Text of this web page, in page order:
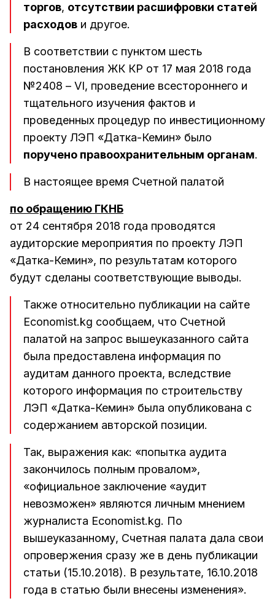
торгов, отсутствии расшифровки статей
расходов и другое.
В соответствии с пунктом шесть
постановления ЖК КР от 17 мая 2018 года
№2408 – VI, проведение всестороннего и
тщательного изучения фактов и
проведенных процедур по инвестиционному
проекту ЛЭП «Датка-Кемин» было
поручено правоохранительным органам.
В настоящее время Счетной палатой
по обращению ГКНБ
от 24 сентября 2018 года проводятся
аудиторские мероприятия по проекту ЛЭП
«Датка-Кемин», по результатам которого
будут сделаны соответствующие выводы.
Также относительно публикации на сайте
Economist.kg сообщаем, что Счетной
палатой на запрос вышеуказанного сайта
была предоставлена информация по
аудитам данного проекта, вследствие
которого информация по строительству
ЛЭП «Датка-Кемин» была опубликована с
содержанием авторской позиции.
Так, выражения как: «попытка аудита
закончилось полным провалом»,
«официальное заключение «аудит
невозможен» являются личным мнением
журналиста Economist.kg. По
вышеуказанному, Счетная палата дала свои
опровержения сразу же в день публикации
статьи (15.10.2018). В результате, 16.10.2018
года в статью были внесены изменения».